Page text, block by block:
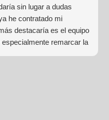
sin lugar a dudas
he contratado mi
destacaría es el equipo
remarcar la
seminarios y